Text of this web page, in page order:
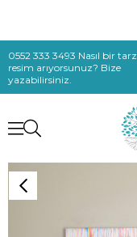
0552 333 3493 Nasıl bir tarz
resim arıyorsunuz? Bize
yazabilirsiniz.